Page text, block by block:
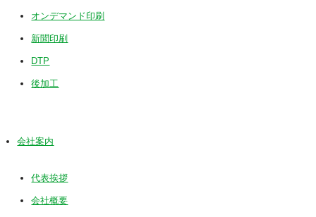
オンデマンド印刷
新聞印刷
DTP
後加工
会社案内
代表挨拶
会社概要